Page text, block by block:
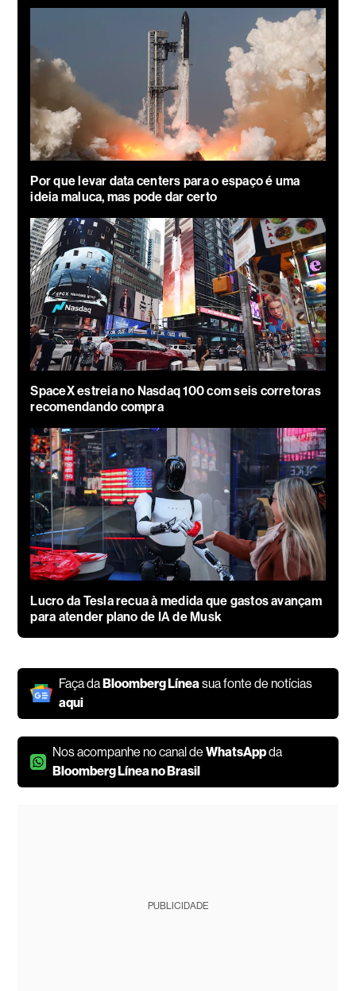
Por que levar data centers para o espaço é uma
ideia maluca, mas pode dar certo
SpaceX estreia no Nasdaq 100 com seis corretoras
recomendando compra
Lucro da Tesla recua à medida que gastos avançam
para atender plano de IA de Musk
Faça daBloomberg Línea sua fonte de notícias
aqui
Nos acompanhe no canal deWhatsAppda
Bloomberg Línea no Brasil
PUBLICIDADE